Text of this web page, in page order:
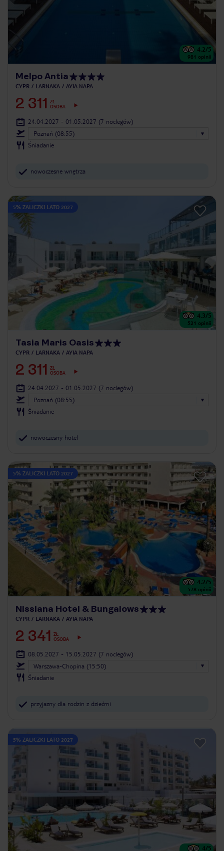
4.2/5
981 opinii
Melpo Antia
CYPR LARNAKA AYIA NAPA
2 311
ZŁ
OSOBA
24.04.2027 - 01.05.2027 (7 noclegów)
Poznań (08:55)
Śniadanie
nowoczesne wnętrza
5% ZALICZKI LATO 2027
4.3/5
521 opinii
Tasia Maris Oasis
CYPR LARNAKA AYIA NAPA
2 311
ZŁ
OSOBA
24.04.2027 - 01.05.2027 (7 noclegów)
Poznań (08:55)
Śniadanie
nowoczesny hotel
5% ZALICZKI LATO 2027
4.2/5
578 opinii
Nissiana Hotel & Bungalows
CYPR LARNAKA AYIA NAPA
2 341
ZŁ
OSOBA
08.05.2027 - 15.05.2027 (7 noclegów)
Warszawa-Chopina (15:50)
Śniadanie
przyjazny dla rodzin z dziećmi
5% ZALICZKI LATO 2027
4/5